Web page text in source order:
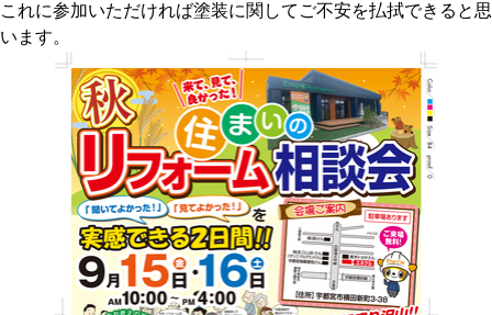
これに参加いただければ塗装に関してご不安を払拭できると思
います。